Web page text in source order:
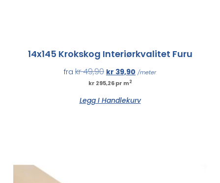
14x145 Krokskog Interiørkvalitet Furu
fra kr49,90 kr 39,90 /meter
kr 295,26 pr m2
Legg I Handlekurv